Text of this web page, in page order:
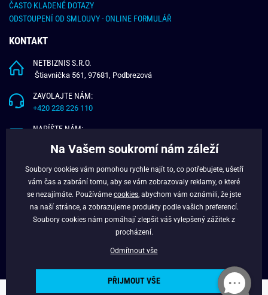
ČASTO KLADENÉ DOTAZY
ODSTOUPENÍ OD SMLOUVY - ONLINE FORMULÁŘ
KONTAKT
NETBIZNIS S.R.O.
Štiavnička 561, 97681, Podbrezová
ZAVOLAJTE NÁM:
+420 228 226 110
NAPÍŠTE NÁM:
O NÁS
VĚRNOSTNÍ PROGRAM
Copyright © 2024 - Budchlap.cz Všechna práva vyhrazena. webdesign ©
Na Vašem soukromí nám záleží
Soubory cookies vám pomohou rychle najít to, co potřebujete, ušetří
vám čas a zabrání tomu, aby se vám zobrazovaly reklamy, o které
se nezajímáte. Používáme cookies , abychom vám oznámili, že jste
na naší stránce, a zobrazujeme produkty podle vašich preferencí.
Soubory cookies nám pomáhají zlepšit váš vylepšený zážitek z
procházení.
Odmítnout vše
PŘIJMOUT VŠE